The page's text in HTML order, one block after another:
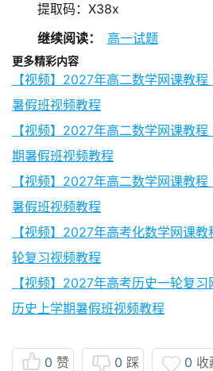
提取码：X38x
继续阅读：
高一试题
更多精彩内容
【视频】2027年高二数学网课教
暑假班视频教程
【视频】2027年高二数学网课教
期暑假班视频教程
【视频】2027年高二数学网课教
暑假班视频教程
【视频】2027年高考化数学网课
轮复习视频教程
【视频】2027年高考历史一轮复
历史上学期暑假班视频教程
0 赞 0 踩 0 收